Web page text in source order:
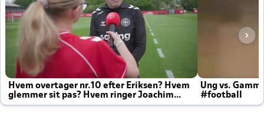
Hvem overtager nr.10 efter Eriksen? Hvem
glemmer sit pas? Hvem ringer Joachim
altid til efter kampe?
Ung vs.
#football